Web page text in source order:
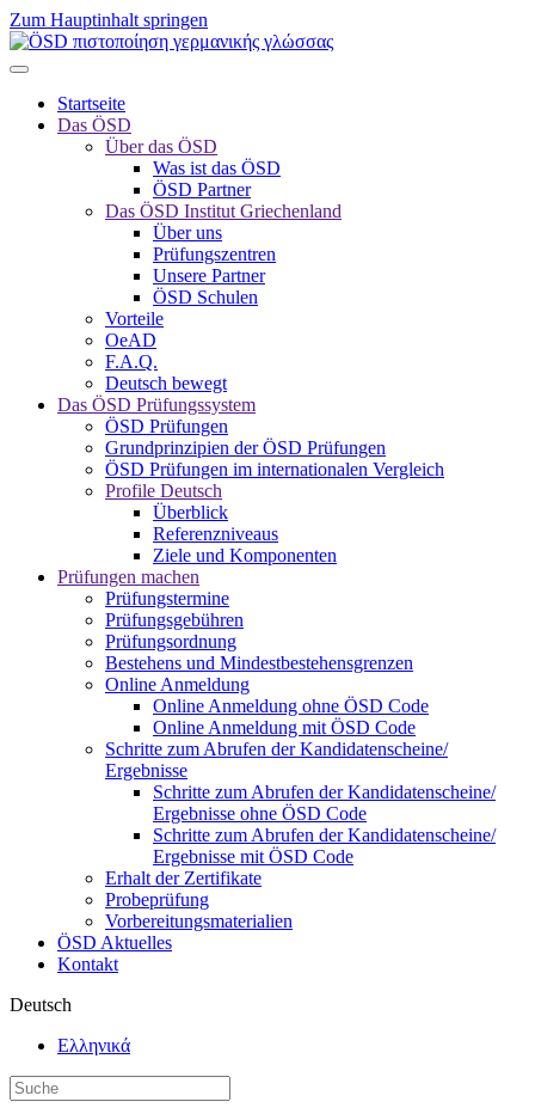
Zum Hauptinhalt springen
Startseite
Das ÖSD
Über das ÖSD
Was ist das ÖSD
ÖSD Partner
Das ÖSD Institut Griechenland
Über uns
Prüfungszentren
Unsere Partner
ÖSD Schulen
Vorteile
OeAD
F.A.Q.
Deutsch bewegt
Das ÖSD Prüfungssystem
ÖSD Prüfungen
Grundprinzipien der ÖSD Prüfungen
ÖSD Prüfungen im internationalen Vergleich
Profile Deutsch
Überblick
Referenzniveaus
Ziele und Komponenten
Prüfungen machen
Prüfungstermine
Prüfungsgebühren
Prüfungsordnung
Bestehens und Mindestbestehensgrenzen
Online Anmeldung
Online Anmeldung ohne ÖSD Code
Online Anmeldung mit ÖSD Code
Schritte zum Abrufen der Kandidatenscheine/
Ergebnisse
Schritte zum Abrufen der Kandidatenscheine/
Ergebnisse ohne ÖSD Code
Schritte zum Abrufen der Kandidatenscheine/
Ergebnisse mit ÖSD Code
Erhalt der Zertifikate
Probeprüfung
Vorbereitungsmaterialien
ÖSD Aktuelles
Kontakt
Deutsch
Ελληνικά